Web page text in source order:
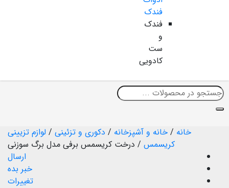
فندک
فندک
و
ست
کادویی
خانه / خانه و آشپزخانه / دکوری و تزئینی / لوازم تزیینی
کریسمس / درخت کریسمس برفی مدل برگ سوزنی
ارسال
خبر بده
تغییرات